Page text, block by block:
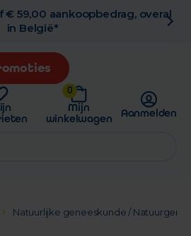
€ 59,00 aankoopbedrag, overal
in België*
0
Mijn
winkelwagen
Aanmelden
Natuurlijke geneeskunde /